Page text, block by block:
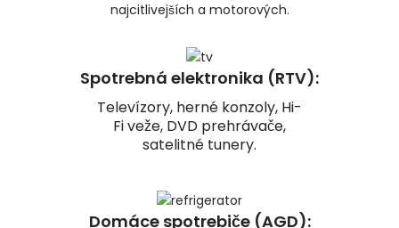
najcitlivejších a motorových.
Spotrebná elektronika (RTV):
Televízory, herné konzoly, Hi-
Fi veže, DVD prehrávače,
satelitné tunery.
Domáce spotrebiče (AGD):